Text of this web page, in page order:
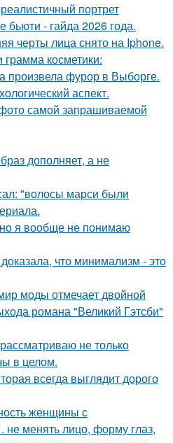
портрет
- гайда 2026 года.
черты лица снято на Iphone.
косметики:
произвела фурор в Выборге.
аспект.
самой запрашиваемой
дополняет, а не
"волосы марси были
я вообще не понимаю
что минимализм - это
моды отмечает двойной
романа "Великий Гэтсби"
не только
в целом.
всегда выглядит дорого
женщины с
не менять лицо, форму глаз,